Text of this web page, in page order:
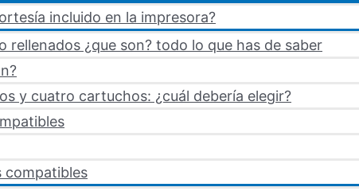
incluido en la impresora?
¿que son? todo lo que has de saber
y cuatro cartuchos: ¿cuál debería elegir?
compatibles